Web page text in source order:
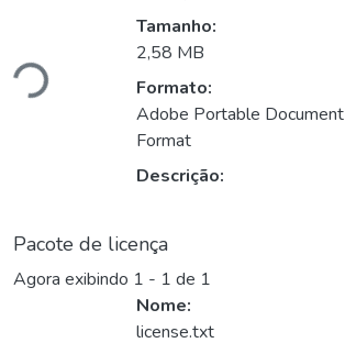
Tamanho:
2,58 MB
Formato:
Adobe Portable Document
Format
Descrição:
Pacote de licença
Agora exibindo 1 - 1 de 1
Nome:
license.txt